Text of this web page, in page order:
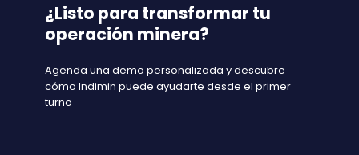
¿Listo para transformar tu
operación minera?
Agenda una demo personalizada y descubre
cómo Indimin puede ayudarte desde el primer
turno